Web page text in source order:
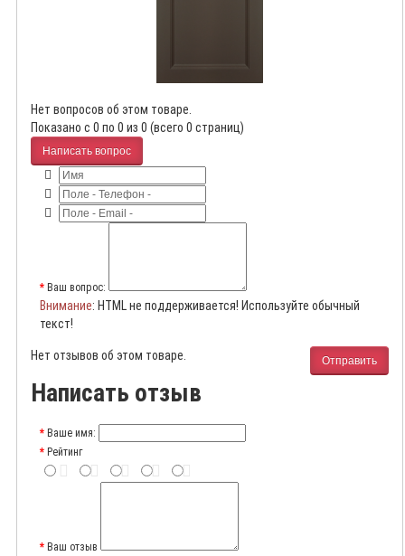
Нет вопросов об этом товаре.
Показано с 0 по 0 из 0 (всего 0 страниц)
Написать вопрос
Ваш вопрос:
Внимание: HTML не поддерживается! Используйте обычный
текст!
Отправить
Нет отзывов об этом товаре.
Написать отзыв
Ваше имя:
Рейтинг
Ваш отзыв